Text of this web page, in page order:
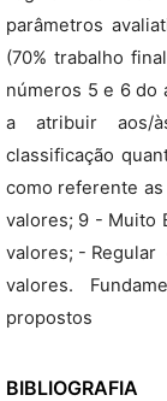
parâmetros
(70% trabalho
números 5 e 6 do
a atribuir aos/
classificação
como referente as
valores; 9 - Muito
valores; - Regular
valores.
propostos
BIBLIOGRAFIA